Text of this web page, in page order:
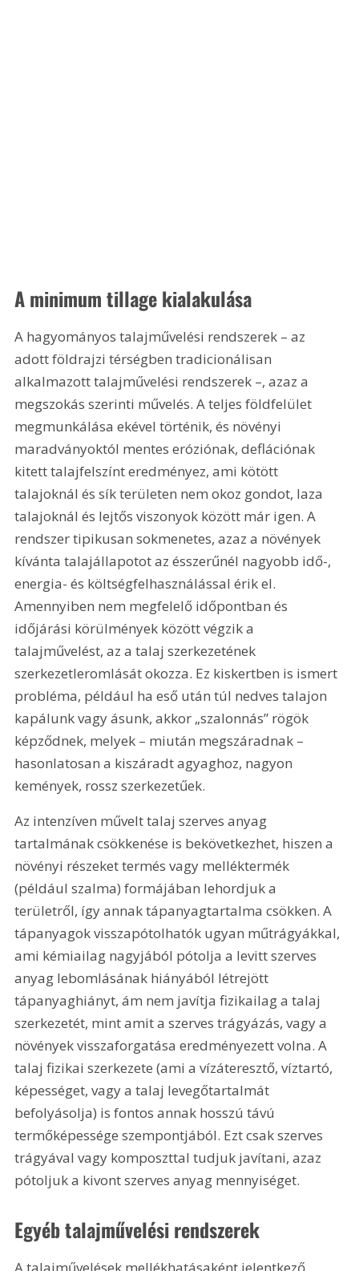
A minimum tillage kialakulása
A hagyományos talajművelési rendszerek – az
adott földrajzi térségben tradicionálisan
alkalmazott talajművelési rendszerek –, azaz a
megszokás szerinti művelés. A teljes földfelület
megmunkálása ekével történik, és növényi
maradványoktól mentes eróziónak, deflációnak
kitett talajfelszínt eredményez, ami kötött
talajoknál és sík területen nem okoz gondot, laza
talajoknál és lejtős viszonyok között már igen. A
rendszer tipikusan sokmenetes, azaz a növények
kívánta talajállapotot az ésszerűnél nagyobb idő-,
energia- és költségfelhasználással érik el.
Amennyiben nem megfelelő időpontban és
időjárási körülmények között végzik a
talajművelést, az a talaj szerkezetének
szerkezetleromlását okozza. Ez kiskertben is ismert
probléma, például ha eső után túl nedves talajon
kapálunk vagy ásunk, akkor „szalonnás” rögök
képződnek, melyek – miután megszáradnak –
hasonlatosan a kiszáradt agyaghoz, nagyon
kemények, rossz szerkezetűek.
Az intenzíven művelt talaj szerves anyag
tartalmának csökkenése is bekövetkezhet, hiszen a
növényi részeket termés vagy melléktermék
(például szalma) formájában lehordjuk a
területről, így annak tápanyagtartalma csökken. A
tápanyagok visszapótolhatók ugyan műtrágyákkal,
ami kémiailag nagyjából pótolja a levitt szerves
anyag lebomlásának hiányából létrejött
tápanyaghiányt, ám nem javítja fizikailag a talaj
szerkezetét, mint amit a szerves trágyázás, vagy a
növények visszaforgatása eredményezett volna. A
talaj fizikai szerkezete (ami a vízáteresztő, víztartó,
képességet, vagy a talaj levegőtartalmát
befolyásolja) is fontos annak hosszú távú
termőképessége szempontjából. Ezt csak szerves
trágyával vagy komposzttal tudjuk javítani, azaz
pótoljuk a kivont szerves anyag mennyiséget.
Egyéb talajművelési rendszerek